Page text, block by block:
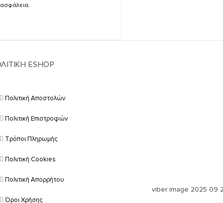
ασφάλεια.
ESHOP
Πολιτική Αποστολών
Πολιτική Επιστροφών
Τρόποι Πληρωμής
Πολιτική Cookies
Πολιτική Απορρήτου
Όροι Χρήσης